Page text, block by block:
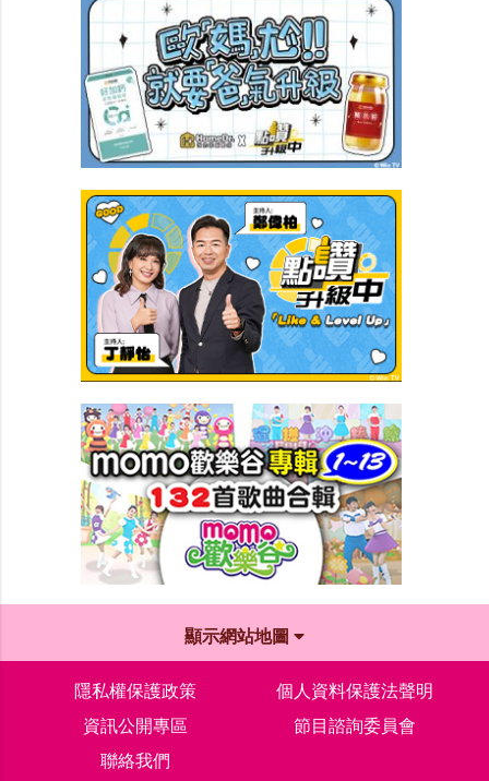
顯示網站地圖
隱私權保護政策
個人資料保護法聲明
資訊公開專區
節目諮詢委員會
聯絡我們